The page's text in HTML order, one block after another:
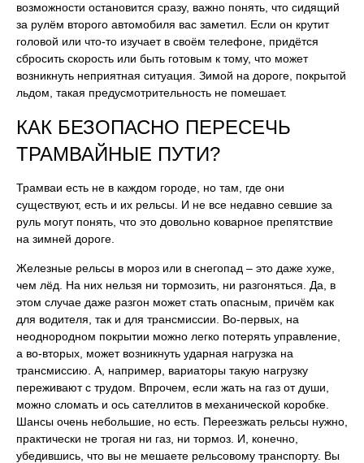
возможности остановится сразу, важно понять, что сидящий
за рулём второго автомобиля вас заметил. Если он крутит
головой или что-то изучает в своём телефоне, придётся
сбросить скорость или быть готовым к тому, что может
возникнуть неприятная ситуация. Зимой на дороге, покрытой
льдом, такая предусмотрительность не помешает.
КАК БЕЗОПАСНО ПЕРЕСЕЧЬ
ТРАМВАЙНЫЕ ПУТИ?
Трамваи есть не в каждом городе, но там, где они
существуют, есть и их рельсы. И не все недавно севшие за
руль могут понять, что это довольно коварное препятствие
на зимней дороге.
Железные рельсы в мороз или в снегопад – это даже хуже,
чем лёд. На них нельзя ни тормозить, ни разгоняться. Да, в
этом случае даже разгон может стать опасным, причём как
для водителя, так и для трансмиссии. Во-первых, на
неоднородном покрытии можно легко потерять управление,
а во-вторых, может возникнуть ударная нагрузка на
трансмиссию. А, например, вариаторы такую нагрузку
переживают с трудом. Впрочем, если жать на газ от души,
можно сломать и ось сателлитов в механической коробке.
Шансы очень небольшие, но есть. Переезжать рельсы нужно,
практически не трогая ни газ, ни тормоз. И, конечно,
убедившись, что вы не мешаете рельсовому транспорту. Вы